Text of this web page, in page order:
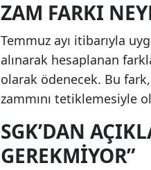
ZAM FARKI
Temmuz ayı itibarıyla
alınarak hesaplanan
olarak ödenecek. Bu
zammını tetiklemesiyle
SGK’DAN
GEREKMIYOR”